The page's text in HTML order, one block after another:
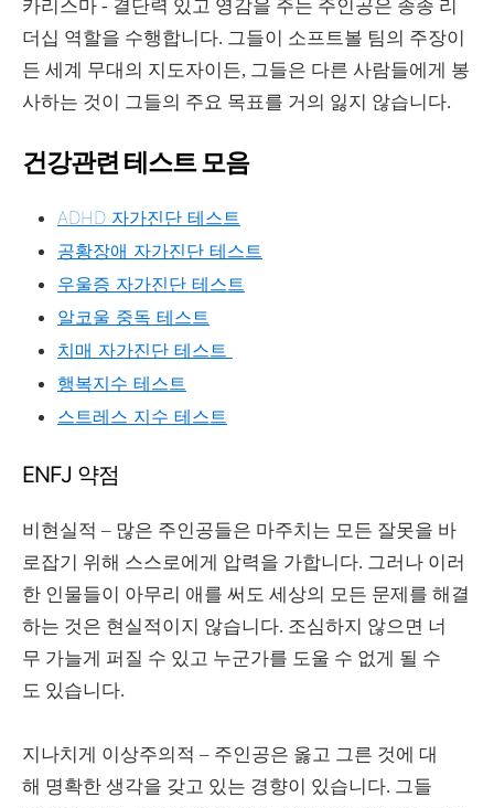
카리스마 - 결단력 있고 영감을 주는 주인공은 종종 리
더십 역할을 수행합니다. 그들이 소프트볼 팀의 주장이
든 세계 무대의 지도자이든, 그들은 다른 사람들에게 봉
사하는 것이 그들의 주요 목표를 거의 잃지 않습니다.
건강관련 테스트 모음
ADHD 자가진단 테스트
공황장애 자가진단 테스트
우울증 자가진단 테스트
알코울 중독 테스트
치매 자가진단 테스트
행복지수 테스트
스트레스 지수 테스트
ENFJ 약점
비현실적 – 많은 주인공들은 마주치는 모든 잘못을 바
로잡기 위해 스스로에게 압력을 가합니다. 그러나 이러
한 인물들이 아무리 애를 써도 세상의 모든 문제를 해결
하는 것은 현실적이지 않습니다. 조심하지 않으면 너
무 가늘게 퍼질 수 있고 누군가를 도울 수 없게 될 수
도 있습니다.
지나치게 이상주의적 – 주인공은 옳고 그른 것에 대
해 명확한 생각을 갖고 있는 경향이 있습니다. 그들